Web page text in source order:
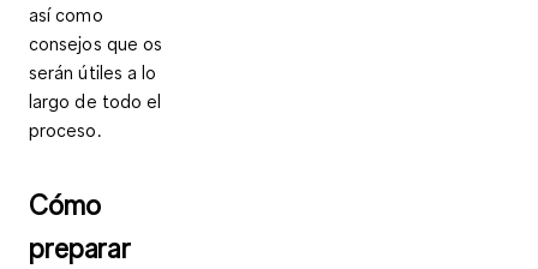
así como
consejos que os
serán útiles a lo
largo de todo el
proceso.
Cómo
preparar